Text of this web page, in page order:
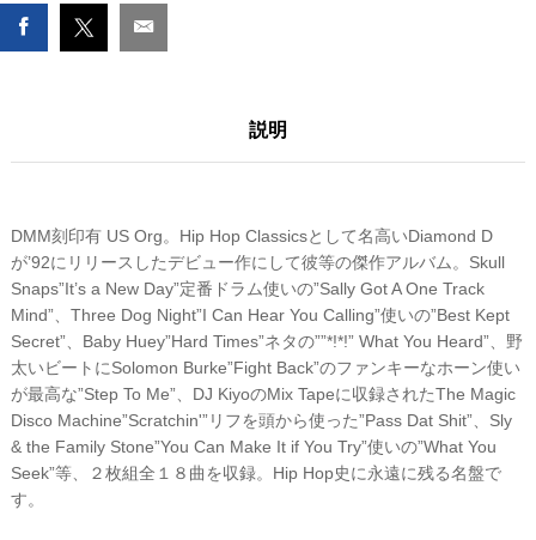
説明
DMM刻印有 US Org。Hip Hop Classicsとして名高いDiamond D
が’92にリリースしたデビュー作にして彼等の傑作アルバム。Skull
Snaps”It’s a New Day”定番ドラム使いの”Sally Got A One Track
Mind”、Three Dog Night”I Can Hear You Calling”使いの”Best Kept
Secret”、Baby Huey”Hard Times”ネタの””*!*!” What You Heard”、野
太いビートにSolomon Burke”Fight Back”のファンキーなホーン使い
が最高な”Step To Me”、DJ KiyoのMix Tapeに収録されたThe Magic
Disco Machine”Scratchin'”リフを頭から使った”Pass Dat Shit”、Sly
& the Family Stone”You Can Make It if You Try”使いの”What You
Seek”等、２枚組全１８曲を収録。Hip Hop史に永遠に残る名盤で
す。